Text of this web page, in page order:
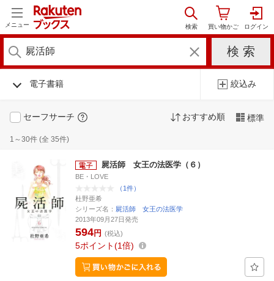
メニュー
電子書籍 絞込み
セーフサーチ おすすめ順 標準
1～30件 (全 35件)
屍活師 女王の法医学（６）
BE・LOVE
（1件）
杜野亜希
シリーズ名： 屍活師 女王の法医学
2013年09月27日発売
594円 (税込)
5ポイント 1倍